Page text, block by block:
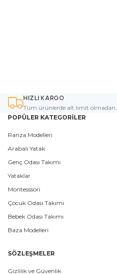
HIZLI KARGO
Tüm ürünlerde alt limit olmadan.
POPÜLER KATEGORİLER
Ranza Modelleri
Arabalı Yatak
Genç Odası Takımı
Yataklar
Montesssori
Çocuk Odası Takımı
Bebek Odası Takımı
Baza Modelleri
SÖZLEŞMELER
Gizlilik ve Güvenlik